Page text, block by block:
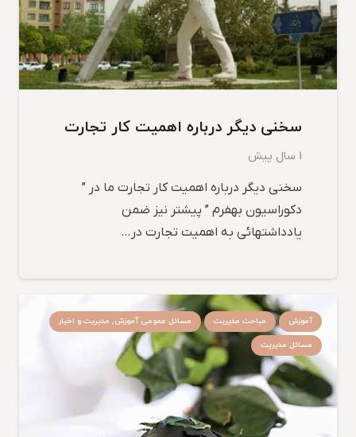
سخنی دیگر درباره اهمیت کار تجارت
1 سال پیش
سخنی دیگر درباره اهمیت کار تجارت ما در ”
دکوراسیون بهفرم ” پیشتر نیز ضمن
یادداشتهائی به اهمیت تجارت در…
آموزش مباحث مدیریت
مسائل عمومی آموزش, مدیریت و اخبار
مسائل مدیریت